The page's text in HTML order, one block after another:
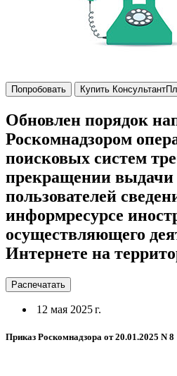
Попробовать Купить
Обновлен порядок
Роскомнадзором
поисковых систем
прекращении выдачи
пользователей
информресурсе
осуществляющего
Интернете на
Распечатать
12 мая 2025 г.
Приказ Роскомнадзора от 20.01.2025 N 8